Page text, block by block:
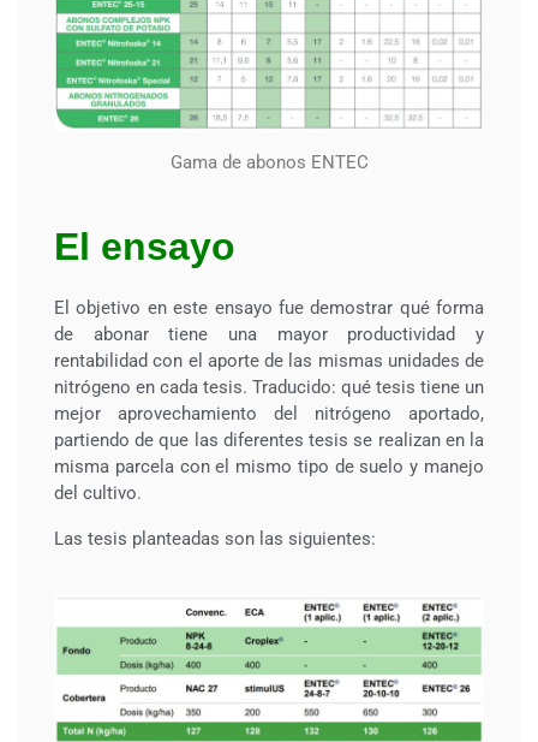
Gama de abonos ENTEC
El ensayo
El objetivo en este ensayo fue demostrar qué forma
de abonar tiene una mayor productividad y
rentabilidad con el aporte de las mismas unidades de
nitrógeno en cada tesis. Traducido: qué tesis tiene un
mejor aprovechamiento del nitrógeno aportado,
partiendo de que las diferentes tesis se realizan en la
misma parcela con el mismo tipo de suelo y manejo
del cultivo.
Las tesis planteadas son las siguientes: